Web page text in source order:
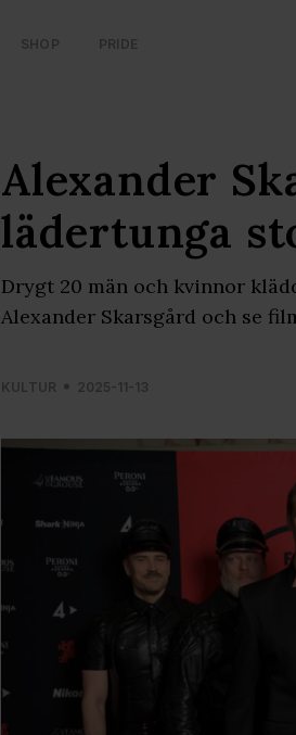
SHOP PRIDE
Alexander
lädertunga
Drygt 20 män och kvinnor
Alexander Skarsgård och se
KULTUR 2025-11-13